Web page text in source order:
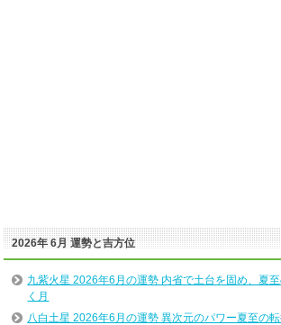
2026年 6月 運勢と吉方位
九紫火星 2026年6月の運勢 内省で土台を固め、夏
く月
八白土星 2026年6月の運勢 異次元のパワー夏至の